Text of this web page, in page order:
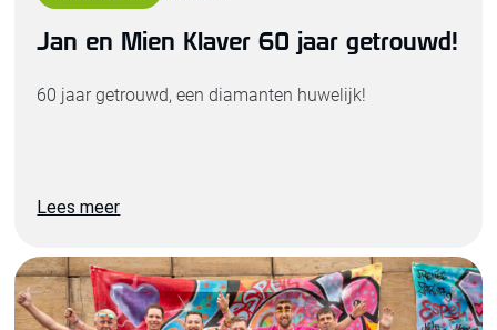
Jan en Mien Klaver 60 jaar getrouwd!
60 jaar getrouwd, een diamanten huwelijk!
Lees meer